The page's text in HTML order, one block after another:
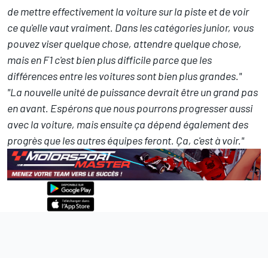
de mettre effectivement la voiture sur la piste et de voir
ce qu'elle vaut vraiment. Dans les catégories junior, vous
pouvez viser quelque chose, attendre quelque chose,
mais en F1 c'est bien plus difficile parce que les
différences entre les voitures sont bien plus grandes."
"La nouvelle unité de puissance devrait être un grand pas
en avant. Espérons que nous pourrons progresser aussi
avec la voiture, mais ensuite ça dépend également des
progrès que les autres équipes feront. Ça, c'est à voir."